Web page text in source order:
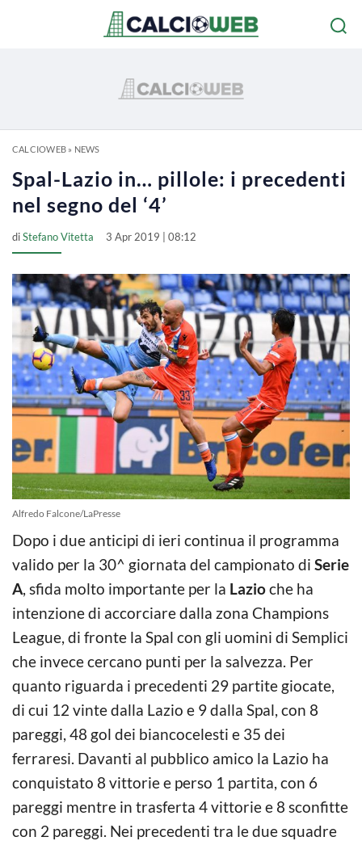
CALCIOWEB» NEWS
Spal-Lazio in… pillole: i precedenti
nel segno del ‘4’
diStefano Vitetta 3 Apr 2019 | 08:12
Alfredo Falcone/LaPresse
Dopo i due anticipi di ieri continua il programma
valido per la 30^ giornata del campionato di Serie
A, sfida molto importante per la Lazioche ha
intenzione di accorciare dalla zona Champions
League, di fronte la Spal con gli uomini di Semplici
che invece cercano punti per la salvezza. Per
quanto riguarda i precedenti 29 partite giocate,
di cui 12 vinte dalla Lazio e 9 dalla Spal, con 8
pareggi, 48 gol dei biancocelesti e 35 dei
ferraresi. Davanti al pubblico amico la Lazio ha
conquistato 8 vittorie e perso 1 partita, con 6
pareggi mentre in trasferta 4 vittorie e 8 sconfitte
con 2 pareggi. Nei precedenti tra le due squadre